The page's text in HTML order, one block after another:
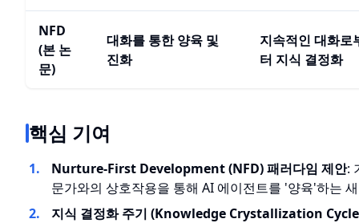
NFD
(본 논
문)
대화를 통한 양육 및
진화
지속적인 대화로
터 지식 결정화
핵심 기여
Nurture-First Development (NFD) 패러다임 제안:
문가와의 상호작용을 통해 AI 에이전트를 '양육'하는
지식 결정화 주기 (Knowledge Crystallization